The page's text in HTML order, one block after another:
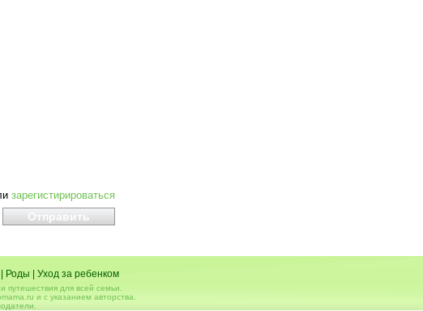
зарегистирироваться
Роды Уход за ребенком
для всей семьи.
и с указанием авторства.